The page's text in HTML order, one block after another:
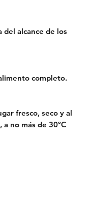
alcance de los
completo.
fresco, seco y al
no más de 30ºC